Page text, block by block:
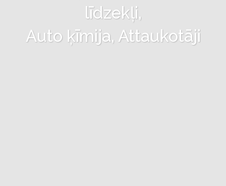
līdzekļi,
Auto ķīmija, Attaukotāji